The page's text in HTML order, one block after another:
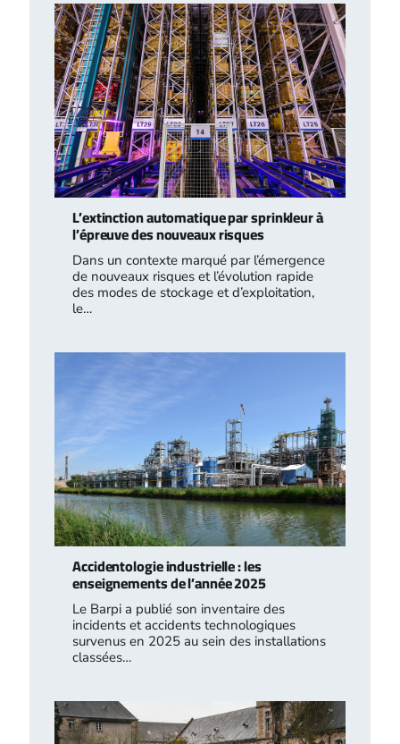
L’extinction automatique par sprinkleur à
l’épreuve des nouveaux risques
Dans un contexte marqué par l’émergence
de nouveaux risques et l’évolution rapide
des modes de stockage et d’exploitation,
le…
Accidentologie industrielle : les
enseignements de l’année 2025
Le Barpi a publié son inventaire des
incidents et accidents technologiques
survenus en 2025 au sein des installations
classées…